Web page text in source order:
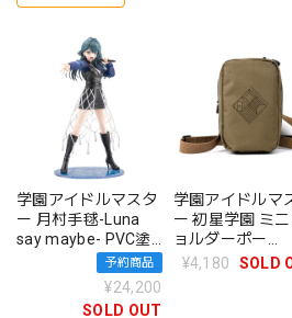
学園アイドルマスタ
ー 月村手毬-Luna
say maybe- PVC塗
装済み完成品予約商品
¥24,200
SOLD OUT
学園アイドルマ
ー 初星学園 ミ
ョルダーポー
チ/SAND KHAKI
¥4,180 SOLD